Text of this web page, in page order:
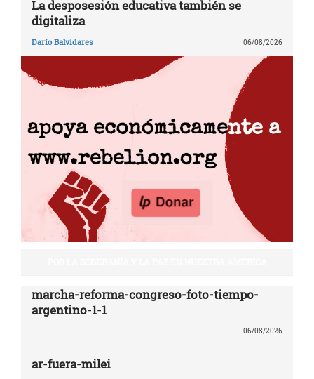
La desposesión educativa también se
digitaliza
Darío Balvidares 06/08/2026
marcha-reforma-congreso-foto-tiempo-
argentino-1-1
06/08/2026
ar-fuera-milei